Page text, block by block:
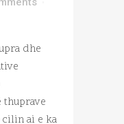
dhe
ai e ka